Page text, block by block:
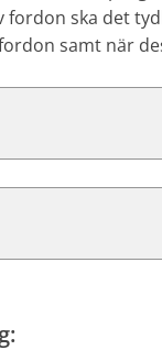
ska det
samt när